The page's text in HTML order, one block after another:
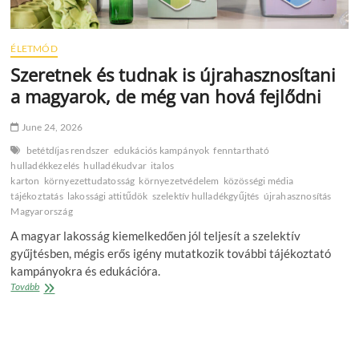
ÉLETMÓD
Szeretnek és tudnak is újrahasznosítani
a magyarok, de még van hová fejlődni
June 24, 2026
betétdíjas rendszer edukációs kampányok fenntartható
hulladékkezelés hulladékudvar italos
karton környezettudatosság környezetvédelem közösségi média
tájékoztatás lakossági attitűdök szelektív hulladékgyűjtés újrahasznosítás
Magyarország
A magyar lakosság kiemelkedően jól teljesít a szelektív
gyűjtésben, mégis erős igény mutatkozik további tájékoztató
kampányokra és edukációra.
TovábbSzeretnek